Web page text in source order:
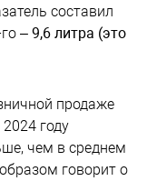
составил
– 9,6 литра (это
продаже
году
чем в среднем
говорит о